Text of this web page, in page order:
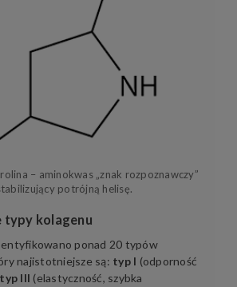
– aminokwas „znak rozpoznawczy”
potrójną helisę.
typy kolagenu
ponad 20 typów
najistotniejsze są: typ I (odporność
typ III (elastyczność, szybka